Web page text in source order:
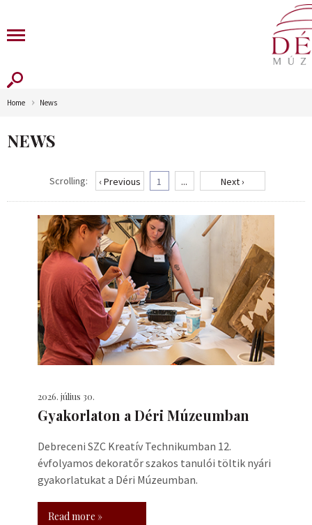
Home News
NEWS
Scrolling: ‹ Previous 1 ... Next ›
2026. július 30.
Gyakorlaton a Déri Múzeumban
Debreceni SZC Kreatív Technikumban 12.
évfolyamos dekoratőr szakos tanulói töltik nyári
gyakorlatukat a Déri Múzeumban.
Read more »